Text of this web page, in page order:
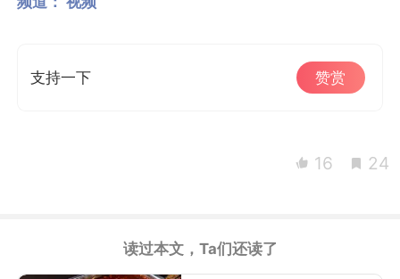
支持一下 赞赏
16 24
读过本文，Ta们还读了